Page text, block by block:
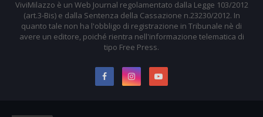
ViviMilazzo è un Web Journal regolamentato dalla Legge 103/2012
(art.3-Bis) e dalla Sentenza della Cassazione n.23230/2012. In
quanto tale non ha l'obbligo di registrazione in Tribunale nè di
avere un editore, poiché rientra nell'informazione telematica di
tipo Free Press.